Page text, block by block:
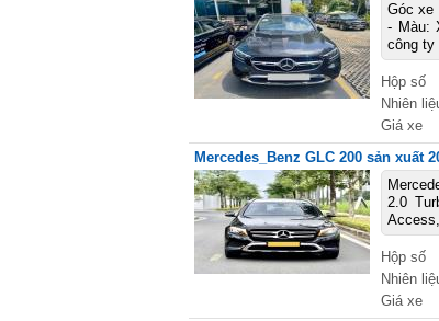
Góc xe
- Màu:
công ty
Hộp số
Nhiên
Giá xe
Mercedes_Benz GLC 200 sản xuất
2.0
Hộp số
Nhiên
Giá xe